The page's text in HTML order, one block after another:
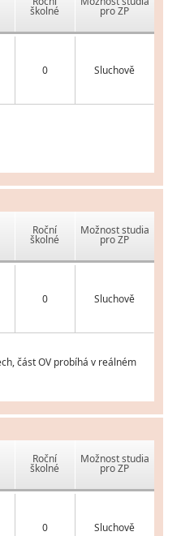
školné pro ZP
0 Sluchově
Roční
školné
Možnost studia
pro ZP
0 Sluchově
část OV probíhá v reálném
Roční
školné
Možnost studia
pro ZP
0 Sluchově